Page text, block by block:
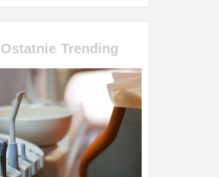
Ostatnie Trending